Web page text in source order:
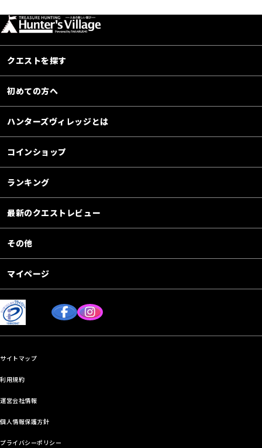
クエストを探す
初めての方へ
ハンターズヴィレッジとは
コインショップ
ランキング
最新のクエストレビュー
その他
マイページ
サイトマップ
利用規約
運営会社情報
個人情報保護方針
プライバシーポリシー